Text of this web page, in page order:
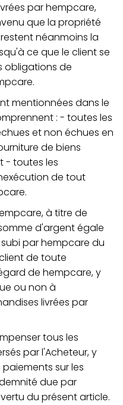
par hempcare,
que la propriété
néanmoins la
ce que le client se
obligations de
mentionnées dans le
: - toutes les
et non échues en
de biens
- toutes les
de tout
à titre de
d'argent égale
par hempcare du
de toute
de hempcare, y
ou non à
livrées par
tous les
par l'Acheteur, y
sur les
due par
du présent article.